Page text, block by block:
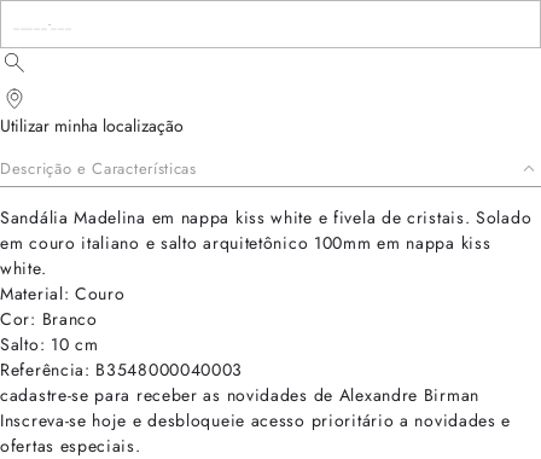
Utilizar minha localização
Descrição e Características
Sandália Madelina em nappa kiss white e fivela de cristais. Solado
em couro italiano e salto arquitetônico 100mm em nappa kiss
white.
Material: Couro
Cor: Branco
Salto: 10 cm
Referência: B3548000040003
cadastre-se para receber as novidades de Alexandre Birman
Inscreva-se hoje e desbloqueie acesso prioritário a novidades e
ofertas especiais.